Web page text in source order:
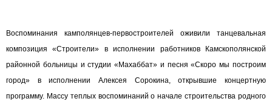
Воспоминания камполянцев-первостроителей оживили танцевальная
композиция «Строители» в исполнении работников Камскополянской
районной больницы и студии «Махаббат» и песня «Скоро мы построим
город» в исполнении Алексея Сорокина, открывшие концертную
программу. Массу теплых воспоминаний о начале строительства родного